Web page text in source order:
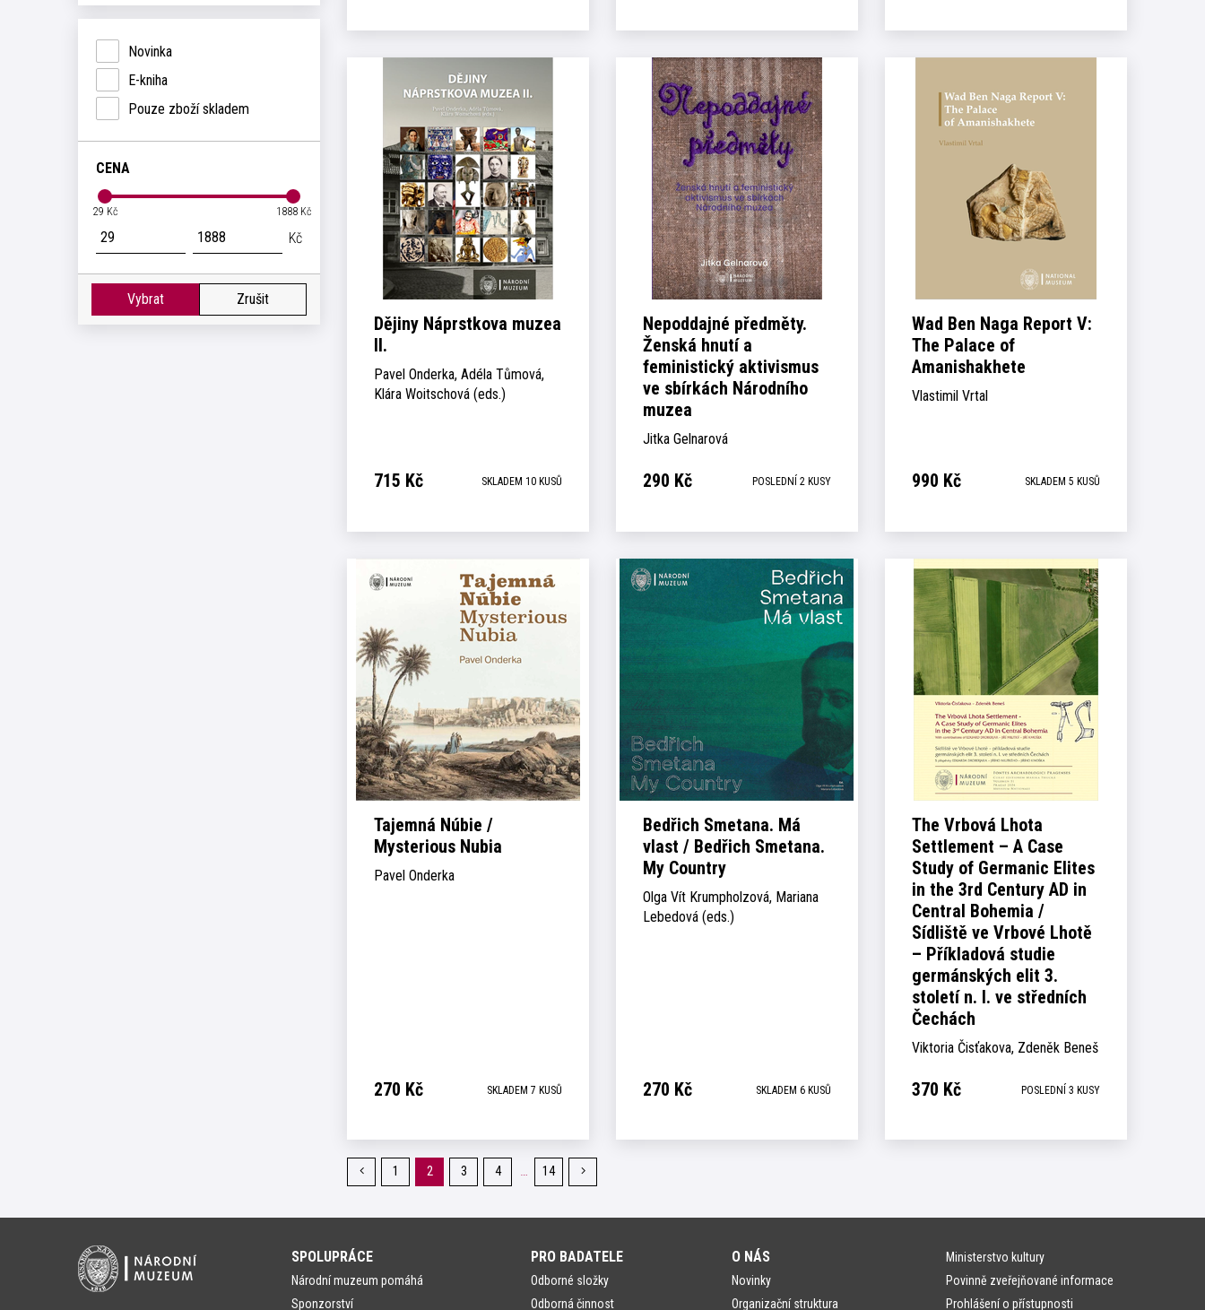
Dějiny Náprstkova muzea
II.
Pavel Onderka, Adéla Tůmová,
Klára Woitschová (eds.)
715 Kč SKLADEM 10 KUSŮ
Nepoddajné předměty.
Ženská hnutí a
feministický aktivismus
ve sbírkách Národního
muzea
Jitka Gelnarová
290 Kč POSLEDNÍ 2 KUSY
Wad Ben Naga Report V:
The Palace of
Amanishakhete
Vlastimil Vrtal
990 Kč SKLADEM 5 KUSŮ
Tajemná Núbie /
Mysterious Nubia
Pavel Onderka
270 Kč SKLADEM 7 KUSŮ
Bedřich Smetana. Má
vlast / Bedřich Smetana.
My Country
Olga Vít Krumpholzová, Mariana
Lebedová (eds.)
270 Kč SKLADEM 6 KUSŮ
The Vrbová Lhota
Settlement – A Case
Study of Germanic Elites
in the 3rd Century AD in
Central Bohemia /
Sídliště ve Vrbové Lhotě
– Příkladová studie
germánských elit 3.
století n. l. ve středních
Čechách
Viktoria Čisťakova, Zdeněk Beneš
370 Kč POSLEDNÍ 3 KUSY
Předchozí
1 2 3 4 … 14
Následující
Novinka
E-kniha
Pouze zboží skladem
CENA
29 1888
Kč
Vybrat Zrušit
SPOLUPRÁCE
Národní muzeum pomáhá
Sponzorství
PRO BADATELE
Odborné složky
Odborná činnost
O NÁS
Novinky
Organizační struktura
Ministerstvo kultury
Povinně zveřejňované informace
Prohlášení o přístupnosti